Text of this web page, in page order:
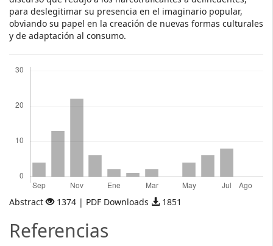
para deslegitimar su presencia en el imaginario popular,
obviando su papel en la creación de nuevas formas culturales
y de adaptación al consumo.
Abstract 1374 | PDF Downloads 1851
Referencias